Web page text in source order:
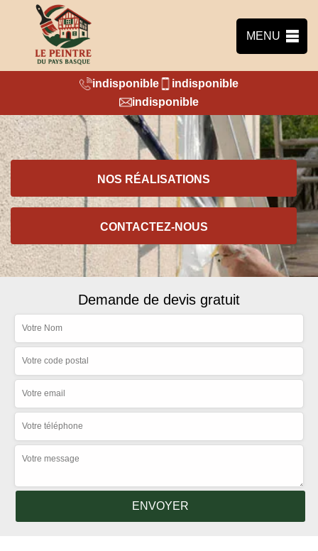
MENU
indisponible
indisponible
indisponible
NOS RÉALISATIONS
CONTACTEZ-NOUS
Demande de devis gratuit